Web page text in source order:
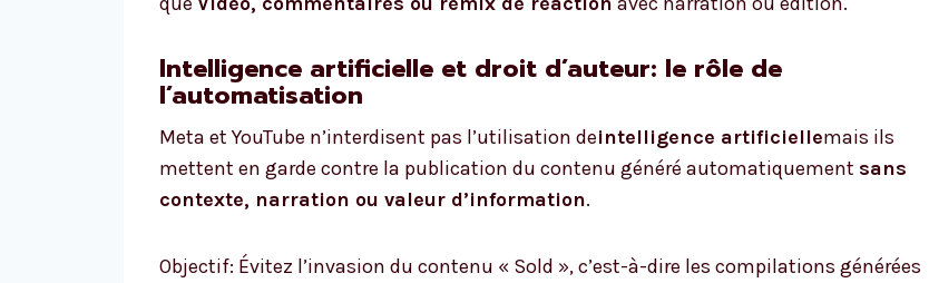
Intelligence artificielle et droit d’auteur: le rôle de
l’automatisation
Meta et YouTube n’interdisent pas l’utilisation deintelligence artificiellemais ils
mettent en garde contre la publication du contenu généré automatiquement sans
contexte, narration ou valeur d’information.
Objectif: Évitez l’invasion du contenu « Sold », c’est-à-dire les compilations générées